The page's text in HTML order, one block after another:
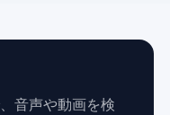
音声や動画を検